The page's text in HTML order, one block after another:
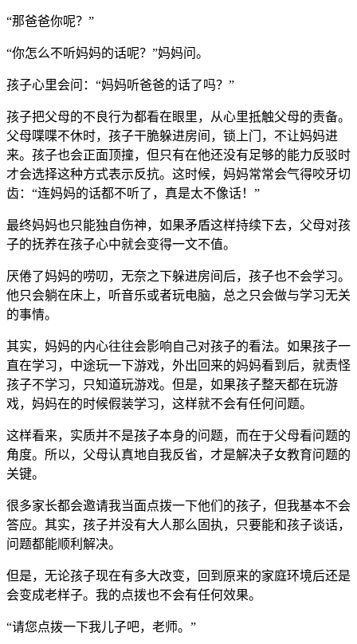
“那爸爸你呢？”
“你怎么不听妈妈的话呢？”妈妈问。
孩子心里会问：“妈妈听爸爸的话了吗？”
孩子把父母的不良行为都看在眼里，从心里抵触父母的责备。
父母喋喋不休时，孩子干脆躲进房间，锁上门，不让妈妈进
来。孩子也会正面顶撞，但只有在他还没有足够的能力反驳时
才会选择这种方式表示反抗。这时候，妈妈常常会气得咬牙切
齿：“连妈妈的话都不听了，真是太不像话！”
最终妈妈也只能独自伤神，如果矛盾这样持续下去，父母对孩
子的抚养在孩子心中就会变得一文不值。
厌倦了妈妈的唠叨，无奈之下躲进房间后，孩子也不会学习。
他只会躺在床上，听音乐或者玩电脑，总之只会做与学习无关
的事情。
其实，妈妈的内心往往会影响自己对孩子的看法。如果孩子一
直在学习，中途玩一下游戏，外出回来的妈妈看到后，就责怪
孩子不学习，只知道玩游戏。但是，如果孩子整天都在玩游
戏，妈妈在的时候假装学习，这样就不会有任何问题。
这样看来，实质并不是孩子本身的问题，而在于父母看问题的
角度。所以，父母认真地自我反省，才是解决子女教育问题的
关键。
很多家长都会邀请我当面点拨一下他们的孩子，但我基本不会
答应。其实，孩子并没有大人那么固执，只要能和孩子谈话，
问题都能顺利解决。
但是，无论孩子现在有多大改变，回到原来的家庭环境后还是
会变成老样子。我的点拨也不会有任何效果。
“请您点拨一下我儿子吧，老师。”